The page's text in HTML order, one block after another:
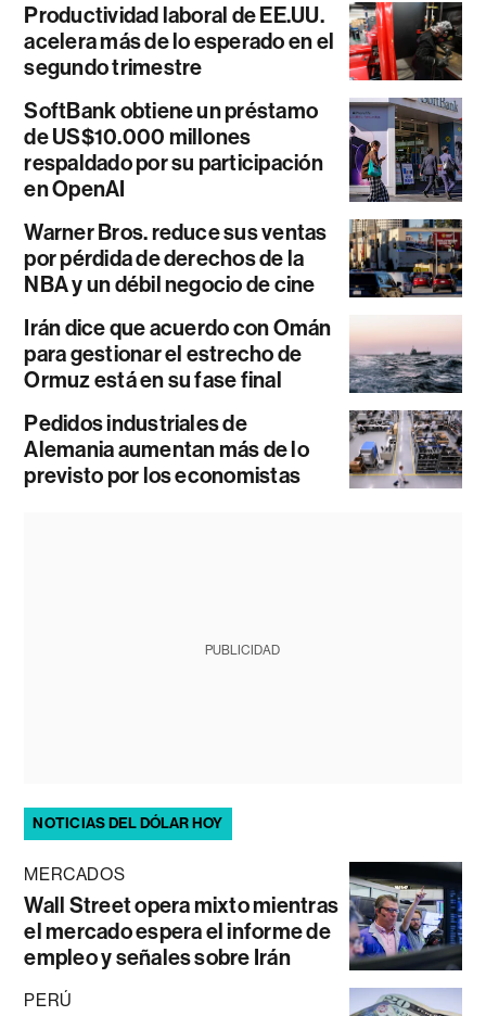
Productividad laboral de EE.UU.
acelera más de lo esperado en el
segundo trimestre
SoftBank obtiene un préstamo
de US$10.000 millones
respaldado por su participación
en OpenAI
Warner Bros. reduce sus ventas
por pérdida de derechos de la
NBA y un débil negocio de cine
Irán dice que acuerdo con Omán
para gestionar el estrecho de
Ormuz está en su fase final
Pedidos industriales de
Alemania aumentan más de lo
previsto por los economistas
PUBLICIDAD
NOTICIAS DEL DÓLAR HOY
MERCADOS
Wall Street opera mixto mientras
el mercado espera el informe de
empleo y señales sobre Irán
PERÚ